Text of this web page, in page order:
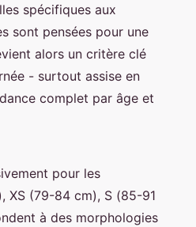
spécifiques aux
sont pensées pour une
alors un critère clé
- surtout assise en
complet par âge et
pour les
XS (79-84 cm), S (85-91
à des morphologies